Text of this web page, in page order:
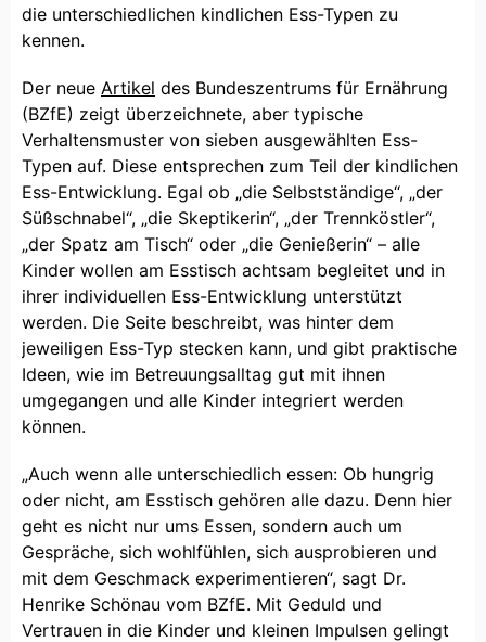
die unterschiedlichen kindlichen Ess-Typen zu
kennen.
Der neue Artikel des Bundeszentrums für Ernährung
(BZfE) zeigt überzeichnete, aber typische
Verhaltensmuster von sieben ausgewählten Ess-
Typen auf. Diese entsprechen zum Teil der kindlichen
Ess-Entwicklung. Egal ob „die Selbstständige“, „der
Süßschnabel“, „die Skeptikerin“, „der Trennköstler“,
„der Spatz am Tisch“ oder „die Genießerin“ – alle
Kinder wollen am Esstisch achtsam begleitet und in
ihrer individuellen Ess-Entwicklung unterstützt
werden. Die Seite beschreibt, was hinter dem
jeweiligen Ess-Typ stecken kann, und gibt praktische
Ideen, wie im Betreuungsalltag gut mit ihnen
umgegangen und alle Kinder integriert werden
können.
„Auch wenn alle unterschiedlich essen: Ob hungrig
oder nicht, am Esstisch gehören alle dazu. Denn hier
geht es nicht nur ums Essen, sondern auch um
Gespräche, sich wohlfühlen, sich ausprobieren und
mit dem Geschmack experimentieren“, sagt Dr.
Henrike Schönau vom BZfE. Mit Geduld und
Vertrauen in die Kinder und kleinen Impulsen gelingt